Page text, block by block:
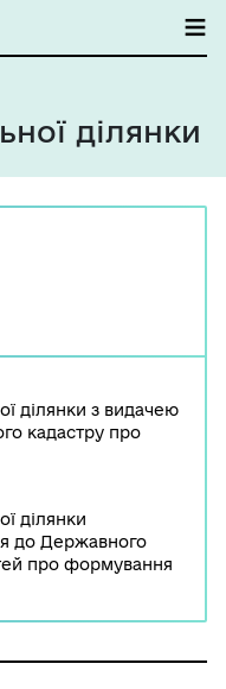
ділянки
ділянки з видачею
кадастру про
ділянки
до Державного
про формування
їй кадастрового